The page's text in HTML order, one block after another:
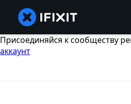
Присоединяйся к сообществу
аккаунт